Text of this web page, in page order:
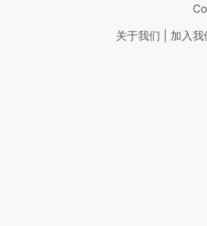
关于我们 加入我